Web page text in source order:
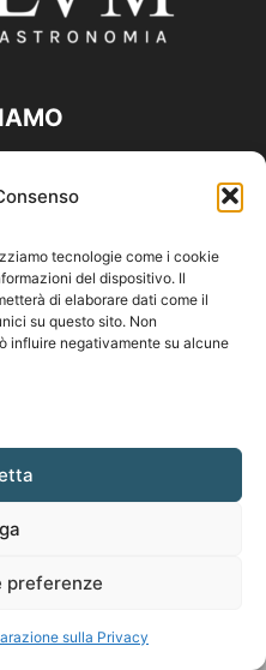
tecnologie come i cookie
del dispositivo. Il
di elaborare dati come il
su questo sito. Non
influire negativamente su alcune
preferenze
sulla Privacy